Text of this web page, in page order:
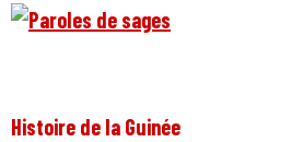
Histoire de la Guinée